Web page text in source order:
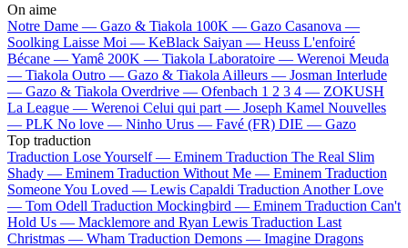
On aime
Notre Dame — Gazo & Tiakola 100K — Gazo Casanova —
Soolking Laisse Moi — KeBlack Saiyan — Heuss L'enfoiré
Bécane —Yamê 200K — Tiakola Laboratoire — Werenoi Meuda
— Tiakola Outro — Gazo & Tiakola Ailleurs — Josman Interlude
— Gazo & Tiakola Overdrive — Ofenbach 1 2 3 4 — ZOKUSH
La League — Werenoi Celui qui part — Joseph Kamel Nouvelles
— PLK No love — Ninho Urus — Favé (FR) DIE — Gazo
Top traduction
Traduction Lose Yourself — Eminem Traduction The Real Slim
Shady — Eminem Traduction Without Me — Eminem Traduction
Someone You Loved — Lewis Capaldi Traduction Another Love
— Tom Odell Traduction Mockingbird — Eminem Traduction Can't
Hold Us — Macklemore and Ryan Lewis Traduction Last
Christmas — Wham Traduction Demons — Imagine Dragons